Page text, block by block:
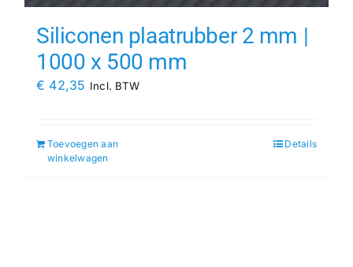
Siliconen plaatrubber 2 mm |
1000 x 500 mm
€ 42,35 Incl. BTW
Toevoegen aan
winkelwagen
Details